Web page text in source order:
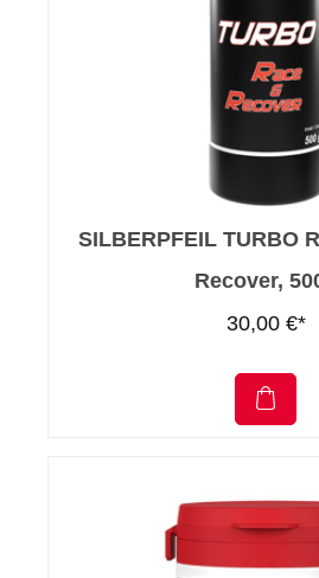
SILBERPFEIL TURBO
Recover,
30,00 €*